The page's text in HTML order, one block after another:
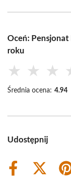
Oceń:
roku
★ ★ ★
Średnia ocena: 4.94
Udostępnij
Share
Share